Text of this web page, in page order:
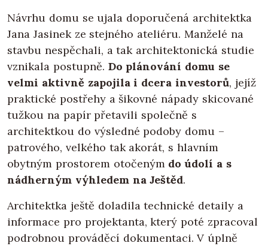
Návrhu domu se ujala doporučená architektka
Jana Jasinek ze stejného ateliéru. Manželé na
stavbu nespěchali, a tak architektonická studie
vznikala postupně. Do plánování domu se
velmi aktivně zapojila i dcera investorů, jejíž
praktické postřehy a šikovné nápady skicované
tužkou na papír přetavili společně s
architektkou do výsledné podoby domu –
patrového, velkého tak akorát, s hlavním
obytným prostorem otočeným do údolí a s
nádherným výhledem na Ještěd.
Architektka ještě doladila technické detaily a
informace pro projektanta, který poté zpracoval
podrobnou prováděcí dokumentaci. V úplně